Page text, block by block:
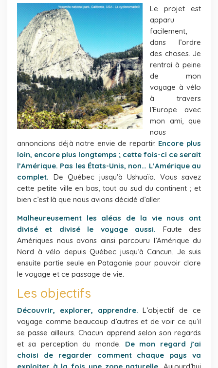
Le projet est
apparu
facilement,
dans l’ordre
des choses. Je
rentrai à peine
de mon
voyage à vélo
à travers
l’Europe avec
mon ami, que
nous
annoncions déjà notre envie de repartir. Encore plus
loin, encore plus longtemps ; cette fois-ci ce serait
l’Amérique. Pas les États-Unis, non… L’Amérique au
complet. De Québec jusqu’à Ushuaïa. Vous savez
cette petite ville en bas, tout au sud du continent ; et
bien c’est là que nous avions décidé d’aller.
Malheureusement les aléas de la vie nous ont
divisé et divisé le voyage aussi. Faute des
Amériques nous avons ainsi parcouru l’Amérique du
Nord à vélo depuis Québec jusqu’à Cancun. Je suis
ensuite partie seule en Patagonie pour pouvoir clore
le voyage et ce passage de vie.
Les objectifs
Découvrir, explorer, apprendre. L’objectif de ce
voyage comme beaucoup d’autres et de voir ce qu’il
se passe ailleurs. Chacun apprend selon son regards
et sa perception du monde. De mon regard j’ai
choisi de regarder comment chaque pays va